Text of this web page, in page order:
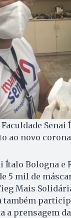
ao novo
Ítalo Bologna
5 mil de
Mais
também
a prensagem